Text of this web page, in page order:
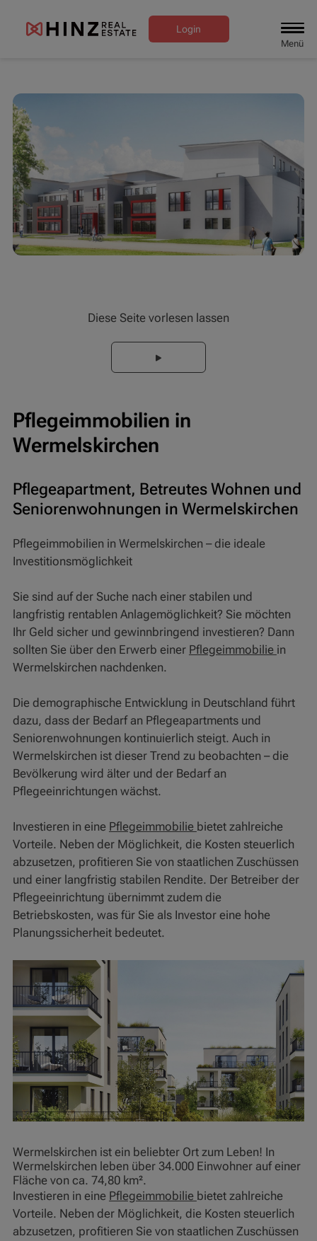
Login
Diese Seite vorlesen lassen
Pflegeimmobilien in
Wermelskirchen
Pflegeapartment, Betreutes Wohnen und
Seniorenwohnungen in Wermelskirchen
Pflegeimmobilien in Wermelskirchen – die ideale
Investitionsmöglichkeit
Sie sind auf der Suche nach einer stabilen und
langfristig rentablen Anlagemöglichkeit? Sie möchten
Ihr Geld sicher und gewinnbringend investieren? Dann
sollten Sie über den Erwerb einer Pflegeimmobilie in
Wermelskirchen nachdenken.
Die demographische Entwicklung in Deutschland führt
dazu, dass der Bedarf an Pflegeapartments und
Seniorenwohnungen kontinuierlich steigt. Auch in
Wermelskirchen ist dieser Trend zu beobachten – die
Bevölkerung wird älter und der Bedarf an
Pflegeeinrichtungen wächst.
Investieren in eine Pflegeimmobilie bietet zahlreiche
Vorteile. Neben der Möglichkeit, die Kosten steuerlich
abzusetzen, profitieren Sie von staatlichen Zuschüssen
und einer langfristig stabilen Rendite. Der Betreiber der
Pflegeeinrichtung übernimmt zudem die
Betriebskosten, was für Sie als Investor eine hohe
Planungssicherheit bedeutet.
Wermelskirchen ist ein beliebter Ort zum Leben! In
Wermelskirchen leben über 34.000 Einwohner auf einer
Fläche von ca. 74,80 km².
Investieren in eine Pflegeimmobilie bietet zahlreiche
Vorteile. Neben der Möglichkeit, die Kosten steuerlich
abzusetzen, profitieren Sie von staatlichen Zuschüssen